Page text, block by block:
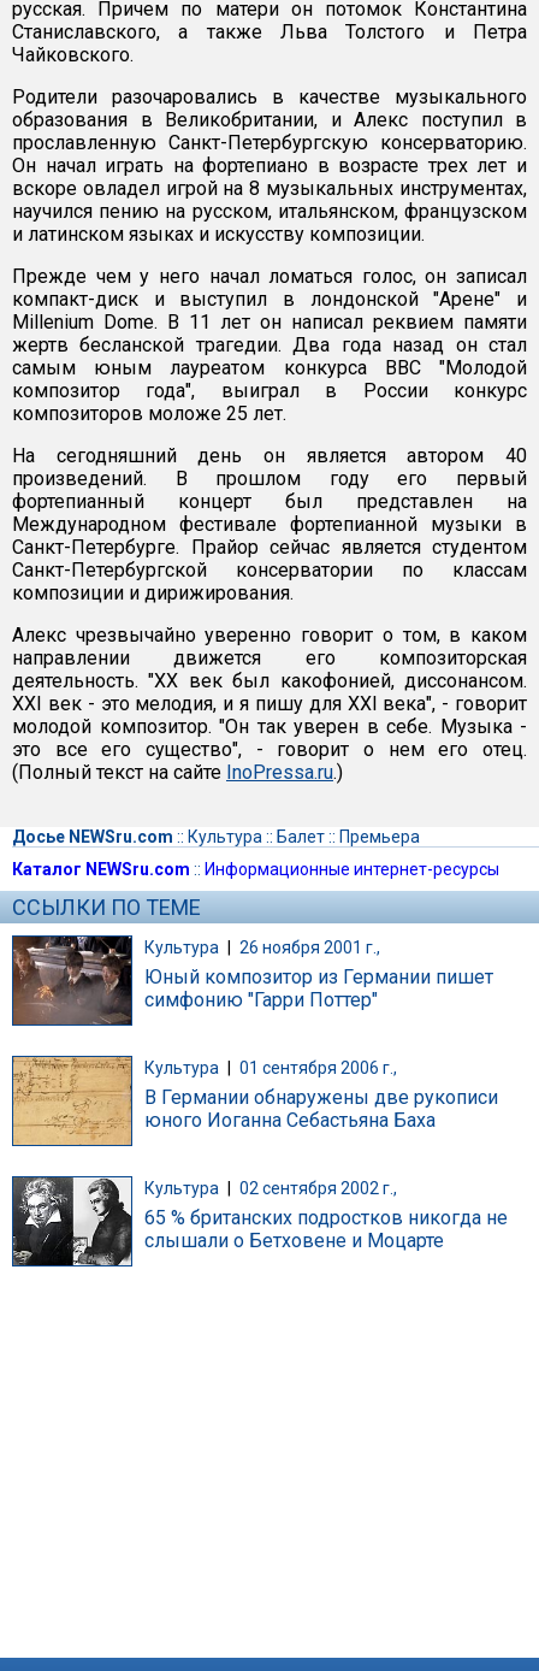
русская. Причем по матери он потомок Константина
Станиславского, а также Льва Толстого и Петра
Чайковского.
Родители разочаровались в качестве музыкального
образования в Великобритании, и Алекс поступил в
прославленную Санкт-Петербургскую консерваторию.
Он начал играть на фортепиано в возрасте трех лет и
вскоре овладел игрой на 8 музыкальных инструментах,
научился пению на русском, итальянском, французском
и латинском языках и искусству композиции.
Прежде чем у него начал ломаться голос, он записал
компакт-диск и выступил в лондонской "Арене" и
Millenium Dome. В 11 лет он написал реквием памяти
жертв бесланской трагедии. Два года назад он стал
самым юным лауреатом конкурса BBC "Молодой
композитор года", выиграл в России конкурс
композиторов моложе 25 лет.
На сегодняшний день он является автором 40
произведений. В прошлом году его первый
фортепианный концерт был представлен на
Международном фестивале фортепианной музыки в
Санкт-Петербурге. Прайор сейчас является студентом
Санкт-Петербургской консерватории по классам
композиции и дирижирования.
Алекс чрезвычайно уверенно говорит о том, в каком
направлении движется его композиторская
деятельность. "XX век был какофонией, диссонансом.
XXI век - это мелодия, и я пишу для XXI века", - говорит
молодой композитор. "Он так уверен в себе. Музыка -
это все его существо", - говорит о нем его отец.
(Полный текст на сайте InoPressa.ru.)
Досье NEWSru.com :: Культура :: Балет:: Премьера
Каталог NEWSru.com :: Информационные интернет-ресурсы
ССЫЛКИ ПО ТЕМЕ
Культура | 26 ноября 2001 г.,
Юный композитор из Германии пишет
симфонию "Гарри Поттер"
Культура 01 сентября 2006 г.,
В Германии обнаружены две рукописи
юного Иоганна Себастьяна Баха
Культура 02 сентября 2002 г.,
65 % британских подростков никогда не
слышали о Бетховене и Моцарте